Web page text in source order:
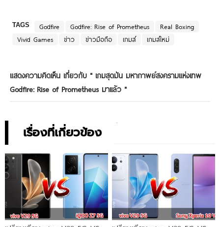
TAGS Godfire Godfire: Rise of Prometheus
Real Boxing
Vivid Games
ข่าว ข่าวมือถือ เกมส์ เกมส์ใหม่
แสดงความคิดเห็น เกี่ยวกับ " เกมสุดมัน มหากาพย์สงครามแห่งเทพ
Godfire: Rise of Prometheus มาเเล้ว "
เรื่องที่เกี่ยวข้อง